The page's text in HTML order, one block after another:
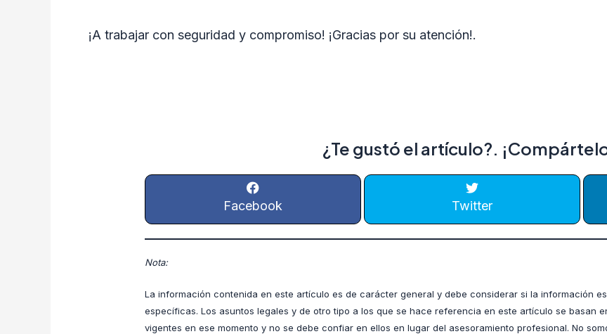
¡A trabajar con seguridad y compromiso! ¡Gracias por su atención!.
¿Te gustó el artículo?.
Facebook Twitter
Nota:
La información contenida en este artículo es de carácter general y debe considerar si la información
específicas. Los asuntos legales y de otro tipo a los que se hace referencia en este artículo se basan
vigentes en ese momento y no se debe confiar en ellos en lugar del asesoramiento profesional. No